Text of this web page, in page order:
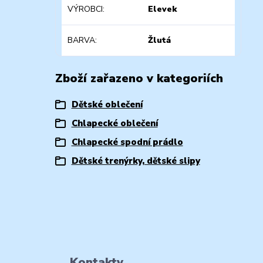
VÝROBCI Elevek
BARVA Žlutá
Zboží zařazeno v kategoriích
Dětské oblečení
Chlapecké oblečení
Chlapecké spodní prádlo
Dětské trenýrky, dětské slipy